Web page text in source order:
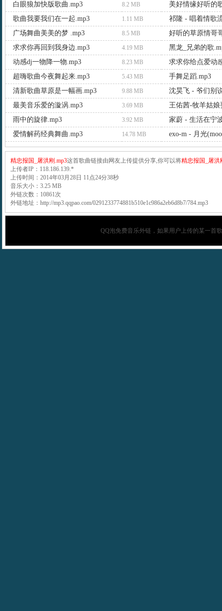
白眼狼加快版歌曲.mp3 8.2 MB
美好情缘好听的
歌曲我要我们在一起.mp3
1.11 MB
祁隆 - 唱着情歌
广场舞曲美美的梦 .mp3
8.5 MB
好听的草原情哥
求求你再回到我身边.mp3
4.19 MB
黑龙_兄弟的歌
动感dj一物降一物.mp3
8.23 MB
求求你给点爱动
超嗨歌曲今夜舞起来.mp3
5.43 MB
手舞足蹈.mp3
清新歌曲草原是一幅画.mp3
9.88 MB
沈昊飞 - 爷们别
最美音乐爱的漩涡.mp3
3.69 MB
王佑茜-牧羊姑娘
雨中的旋律.mp3
3.92 MB
家蔚 - 生活在宁
爱情解药经典舞曲.mp3
14.78 MB exo-m - 月光
精忠报国_屠洪刚.mp3这首歌曲链接由网友上传提供分享,你可以将精忠报国_屠洪
上传者IP：118.186.139.*
上传时间：2014年03月28日 11点24分38秒
音乐大小：3.25 MB
外链次数：10861次
外链地址：http://mp3.qqpao.com/0291233774881b510e1c986a2eb6d8b7/784.mp3
QQ泡免费音乐外链，如果用户上传的某一首